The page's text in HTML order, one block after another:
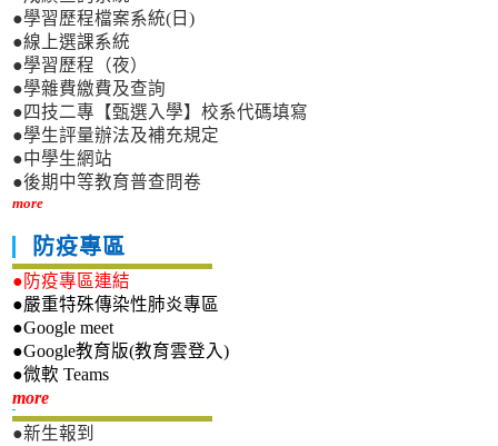
●學習歷程檔案系統(日)
●線上選課系統
●學習歷程（夜）
●學雜費繳費及查詢
●四技二專【甄選入學】校系代碼填寫
●學生評量辦法及補充規定
●中學生網站
●後期中等教育普查問卷
more
防疫專區
●防疫專區連結
●嚴重特殊傳染性肺炎專區
●Google meet
●Google教育版(教育雲登入)
●微軟 Teams
more新生專區
●新生報到